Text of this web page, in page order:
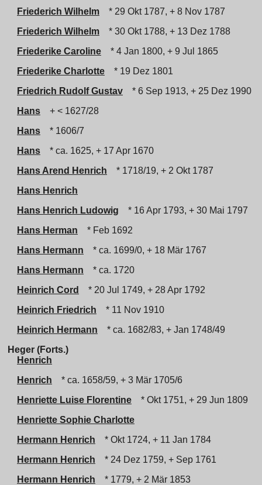
Friederich Wilhelm
* 29 Okt 1787, + 8 Nov 1787
Friederich Wilhelm
* 30 Okt 1788, + 13 Dez 1788
Friederike Caroline
* 4 Jan 1800, + 9 Jul 1865
Friederike Charlotte
* 19 Dez 1801
Friedrich Rudolf Gustav
* 6 Sep 1913, + 25 Dez 1990
Hans
+ < 1627/28
Hans
* 1606/7
Hans
* ca. 1625, + 17 Apr 1670
Hans Arend Henrich
* 1718/19, + 2 Okt 1787
Hans Henrich
Hans Henrich Ludowig
* 16 Apr 1793, + 30 Mai 1797
Hans Herman
* Feb 1692
Hans Hermann
* ca. 1699/0, + 18 Mär 1767
Hans Hermann
* ca. 1720
Heinrich Cord
* 20 Jul 1749, + 28 Apr 1792
Heinrich Friedrich
* 11 Nov 1910
Heinrich Hermann
* ca. 1682/83, + Jan 1748/49
Heger (Forts.)
Henrich
Henrich
* ca. 1658/59, + 3 Mär 1705/6
Henriette Luise Florentine
* Okt 1751, + 29 Jun 1809
Henriette Sophie Charlotte
Hermann Henrich
* Okt 1724, + 11 Jan 1784
Hermann Henrich
* 24 Dez 1759, + Sep 1761
Hermann Henrich
* 1779, + 2 Mär 1853